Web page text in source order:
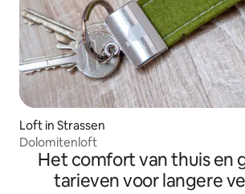
Loft in Strassen
Dolomitenloft
Het comfort van thuis en
tarieven voor langere